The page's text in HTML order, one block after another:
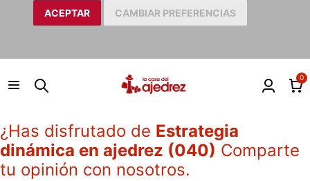
ACEPTAR CAMBIAR PREFERENCIAS
0
¿Has disfrutado de Estrategia
dinámica en ajedrez (040) Comparte
tu opinión con nosotros.